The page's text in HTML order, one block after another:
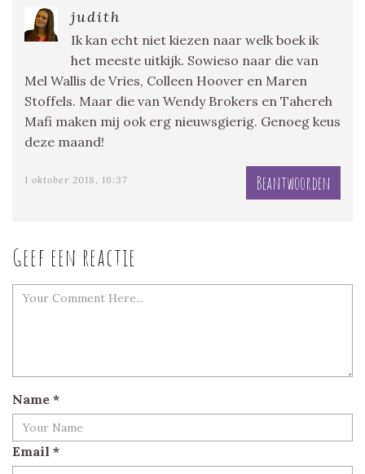
judith
Ik kan echt niet kiezen naar welk boek ik
het meeste uitkijk. Sowieso naar die van
Mel Wallis de Vries, Colleen Hoover en Maren
Stoffels. Maar die van Wendy Brokers en Tahereh
Mafi maken mij ook erg nieuwsgierig. Genoeg keus
deze maand!
1 oktober 2018, 16:37 Beantwoorden
Geef een reactie
Name *
Email *